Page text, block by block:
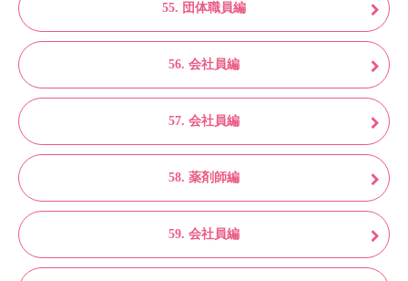
55. 団体職員編
56. 会社員編
57. 会社員編
58. 薬剤師編
59. 会社員編